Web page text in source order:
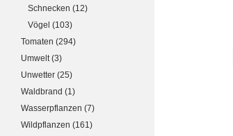
Schnecken (12)
Vögel (103)
Tomaten (294)
Umwelt(3)
Unwetter (25)
Waldbrand (1)
Wasserpflanzen (7)
Wildpflanzen (161)